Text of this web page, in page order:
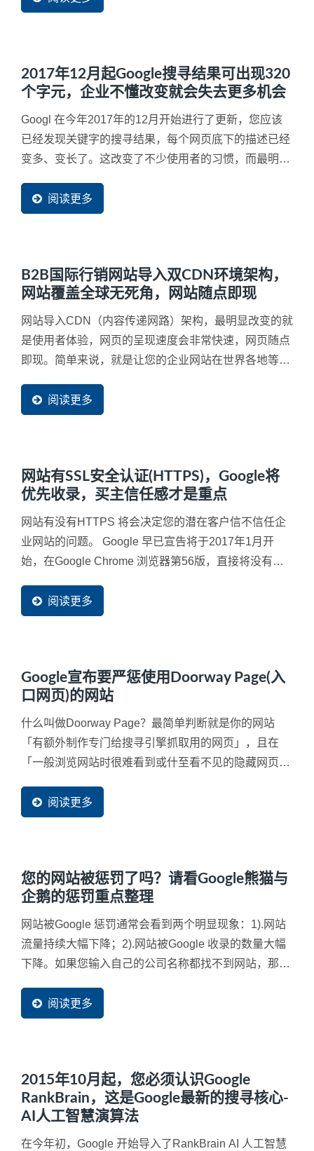
2017年12月起Google搜寻结果可出现320
个字元，企业不懂改变就会失去更多机会
Googl 在今年2017年的12月开始进行了更新，您应该
已经发现关键字的搜寻结果，每个网页底下的描述已经
变多、变长了。这改变了不少使用者的习惯，而最明显
户流量，因此，如果网站内容的SEO...
阅读更多
B2B国际行销网站导入双CDN环境架构，
网站覆盖全球无死角，网站随点即现
网站导入CDN（内容传递网路）架构，最明显改变的就
是使用者体验，网页的呈现速度会非常快速，网页随点
即现。简单来说，就是让您的企业网站在世界各地等同
立即看到完整网页内容，加速商机的传递速度。网站导
入CDN...
阅读更多
网站有SSL安全认证(HTTPS)，Google将
优先收录，买主信任感才是重点
网站有没有HTTPS 将会决定您的潜在客户信不信任企
业网站的问题。 Google 早已宣告将于2017年1月开
始，在Google Chrome 浏览器第56版，直接将没有采
阅读更多
Google宣布要严惩使用Doorway Page(入
口网页)的网站
什么叫做Doorway Page？最简单判断就是你的网站
「有额外制作专门给搜寻引擎抓取用的网页」，且在
「一般浏览网站时很难看到或什至看不见的隐藏网页」
阅读更多
您的网站被惩罚了吗？请看Google熊猫与
企鹅的惩罚重点整理
网站被Google 惩罚通常会看到两个明显现象：1).网站
流量持续大幅下降；2).网站被Google 收录的数量大幅
下降。如果您输入自己的公司名称都找不到网站，那就
到了，也就是说将近有90%潜在买主不会再发现到您的
企业了。因此，对于Google...
阅读更多
2015年10月起，您必须认识Google
RankBrain，这是Google最新的搜寻核心-
AI人工智慧演算法
在今年初，Google 开始导入了RankBrain AI 人工智慧